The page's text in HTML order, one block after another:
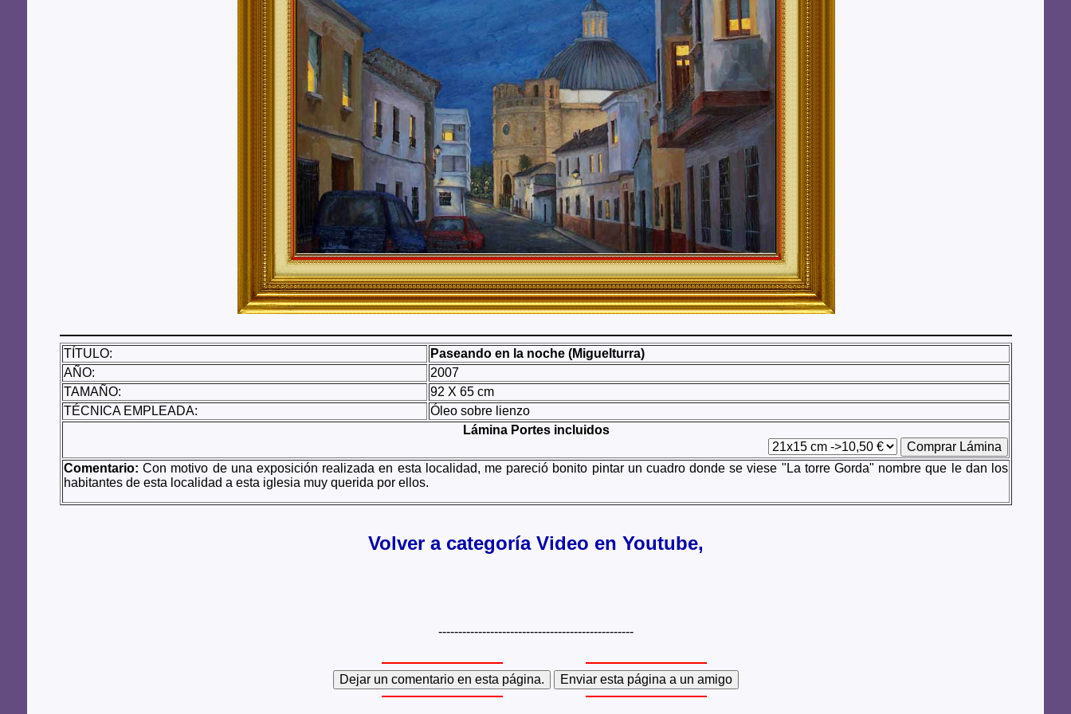
TÍTULO:
Paseando en la noche (Miguelturra)
AÑO:
2007
TAMAÑO:
92 X 65 cm
TÉCNICA EMPLEADA:
Óleo sobre lienzo
Lámina Portes incluidos
Comentario: Con motivo de una exposición realizada en esta localidad, me pareció bonito pintar un cuadro donde se viese "La torre Gorda" nombre que le dan los
habitantes de esta localidad a esta iglesia muy querida por ellos.
Volver a categoría Video en Youtube,
-------------------------------------------------